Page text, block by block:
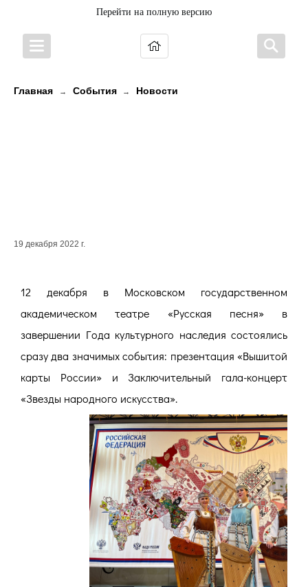
Перейти на полную версию
Главная → События → Новости
19 декабря 2022 г.
12 декабря в Московском государственном
академическом театре «Русская песня» в
завершении Года культурного наследия состоялись
сразу два значимых события: презентация «Вышитой
карты России» и Заключительный гала-концерт
«Звезды народного искусства».